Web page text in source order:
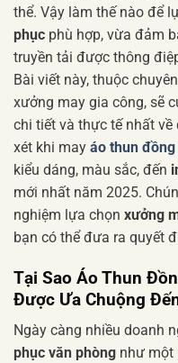
thể. Vậy làm thế nào để
phục phù hợp, vừa đảm
truyền tải được thông
Bài viết này, thuộc
xưởng may gia công, sẽ
chi tiết và thực tế nhất về
xét khi may áo thun
kiểu dáng, màu sắc, đến
mới nhất năm 2025.
nghiệm lựa chọn xưởng
bạn có thể đưa ra quyết
Tại Sao Áo Thun
Được Ưa Chuộng
Ngày càng nhiều doanh
phục văn phòng như một